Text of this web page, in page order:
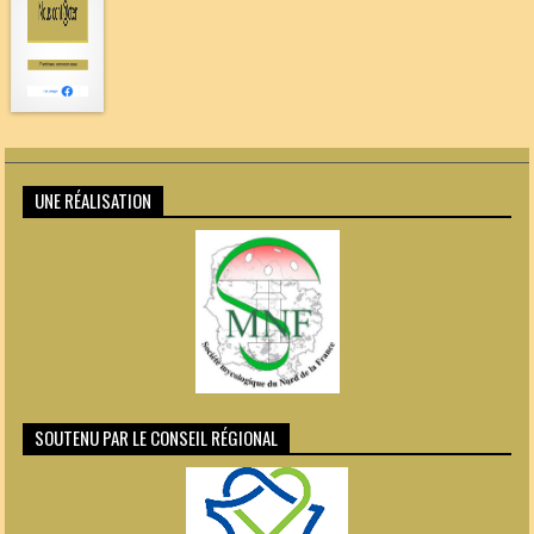
UNE RÉALISATION
SOUTENU PAR LE CONSEIL RÉGIONAL